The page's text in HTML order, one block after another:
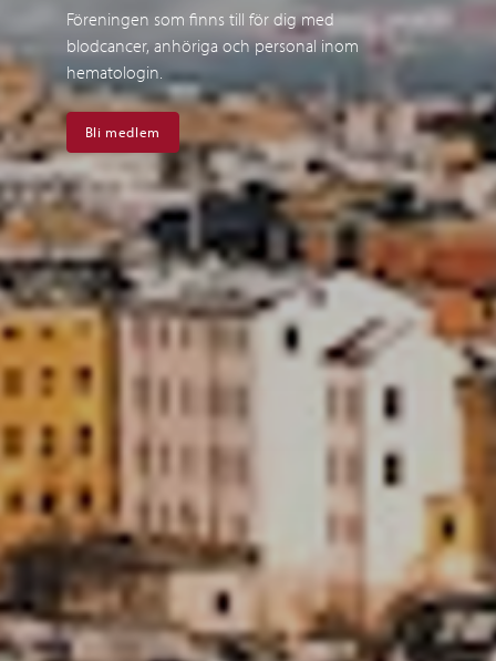
Föreningen som finns till för dig med
blodcancer, anhöriga och personal inom
hematologin.
Bli medlem